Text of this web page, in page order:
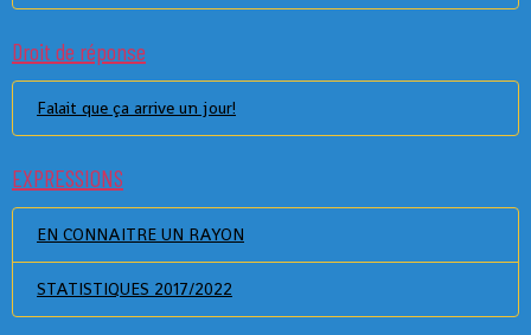
Droit de réponse
Falait que ça arrive un jour!
EXPRESSIONS
EN CONNAITRE UN RAYON
STATISTIQUES 2017/2022